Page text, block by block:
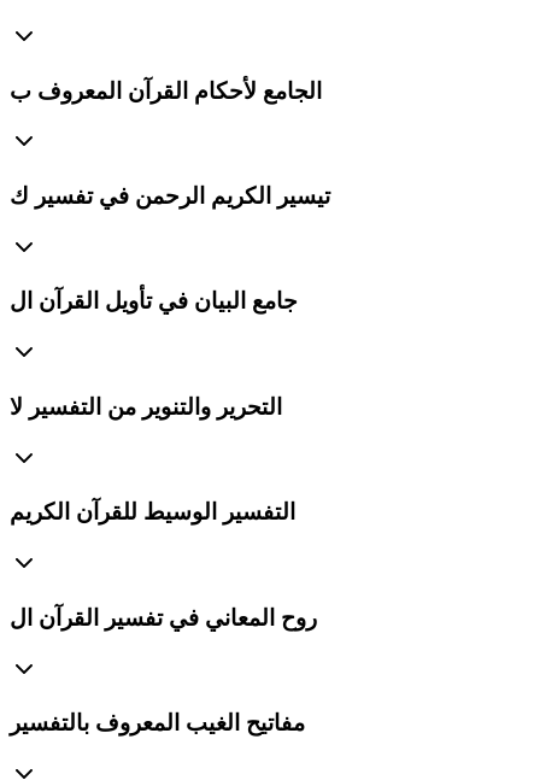
الجامع لأحكام القرآن المعروف ب
تيسير الكريم الرحمن في تفسير ك
جامع البيان في تأويل القرآن ال
التحرير والتنوير من التفسير لا
التفسير الوسيط للقرآن الكريم
روح المعاني في تفسير القرآن ال
مفاتيح الغيب المعروف بالتفسير